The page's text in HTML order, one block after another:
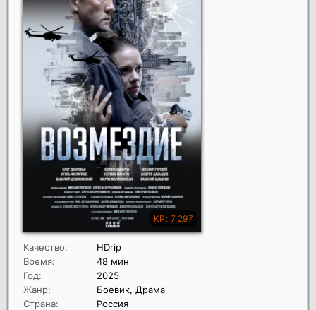
Качество:
HDrip
Время:
48 мин
Год:
2025
Жанр:
Боевик, Драма
Страна:
Россия